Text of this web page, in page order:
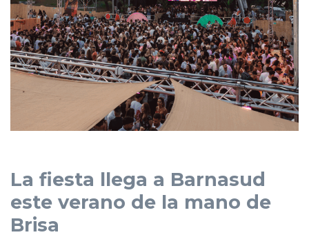
La fiesta llega a Barnasud
este verano de la mano de
Brisa